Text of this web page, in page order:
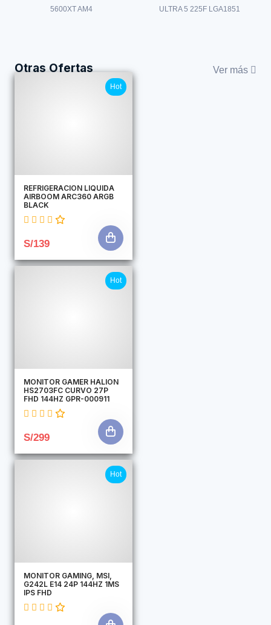
5600XT AM4
ULTRA 5 225F LGA1851
Otras Ofertas Ver más
Hot
REFRIGERACION LIQUIDA
AIRBOOM ARC360 ARGB
BLACK
S/139
Hot
MONITOR GAMER HALION
HS2703FC CURVO 27P
FHD 144HZ GPR-000911
S/299
Hot
MONITOR GAMING, MSI,
G242L E14 24P 144HZ 1MS
IPS FHD